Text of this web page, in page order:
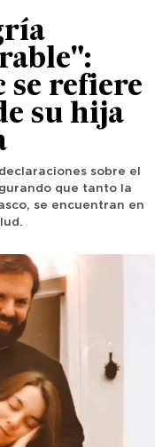
se refiere
su hija
sobre el
que tanto la
se encuentran en